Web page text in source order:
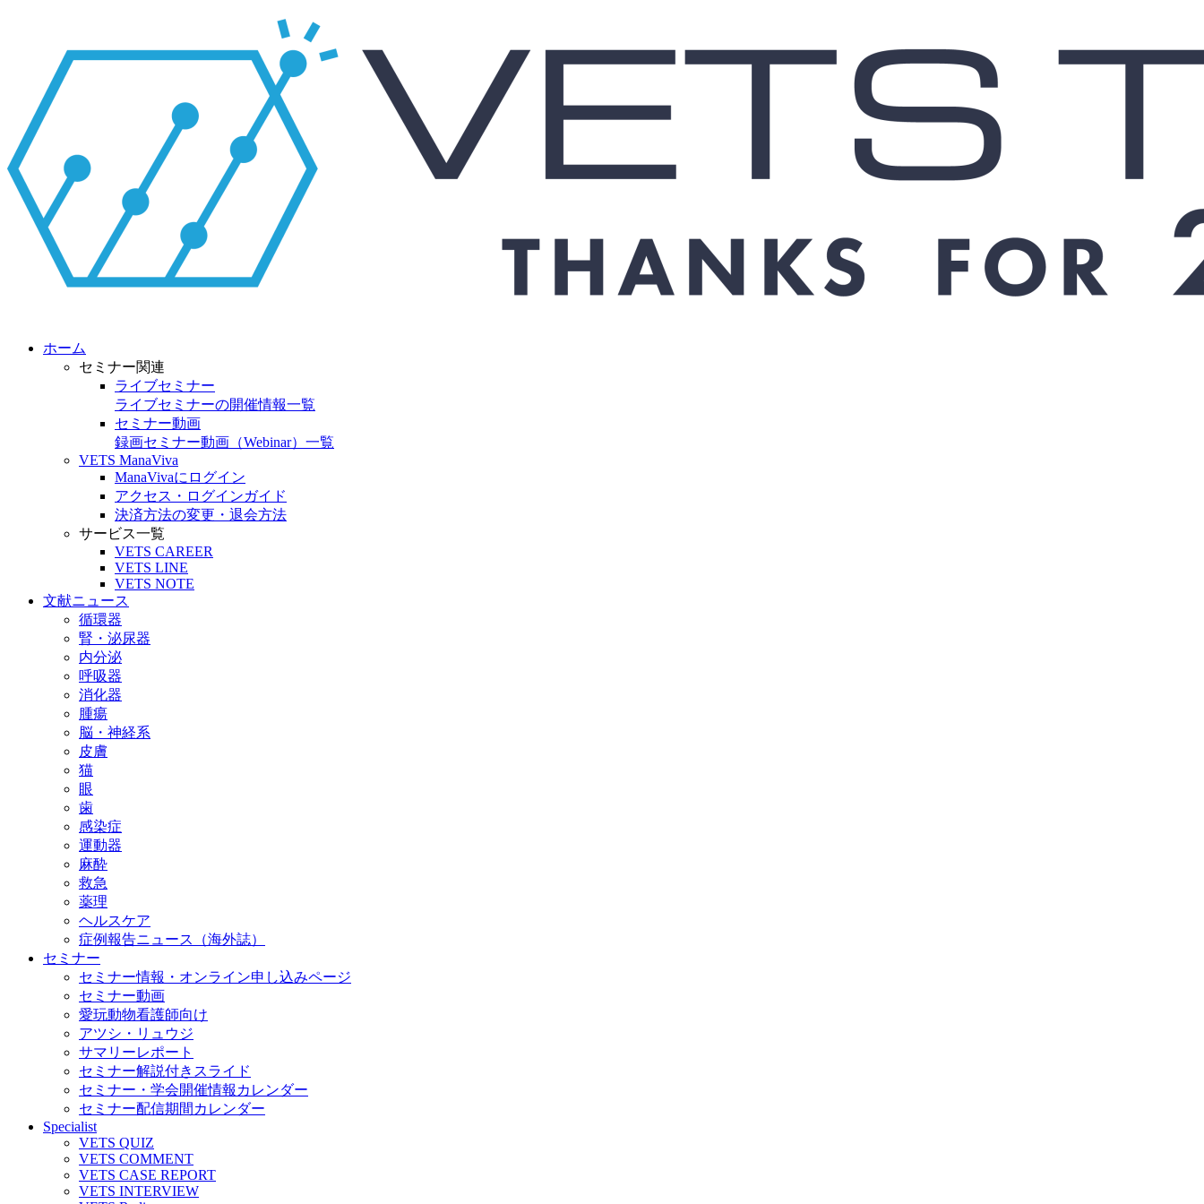
ホーム
セミナー関連
ライブセミナー
ライブセミナーの開催情報一覧
セミナー動画
録画セミナー動画（Webinar）一覧
VETS ManaViva
ManaVivaにログイン
アクセス・ログインガイド
決済方法の変更・退会方法
サービス一覧
VETS CAREER
VETS LINE
VETS NOTE
文献ニュース
循環器
腎・泌尿器
内分泌
呼吸器
消化器
腫瘍
脳・神経系
皮膚
猫
眼
歯
感染症
運動器
麻酔
救急
薬理
ヘルスケア
症例報告ニュース（海外誌）
セミナー
セミナー情報・オンライン申し込みページ
セミナー動画
愛玩動物看護師向け
アツシ・リュウジ
サマリーレポート
セミナー解説付きスライド
セミナー・学会開催情報カレンダー
セミナー配信期間カレンダー
Specialist
VETS QUIZ
VETS COMMENT
VETS CASE REPORT
VETS INTERVIEW